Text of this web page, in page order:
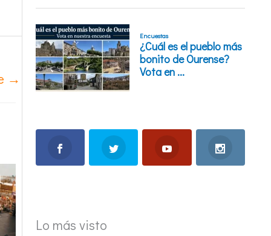
→
Lo más visto